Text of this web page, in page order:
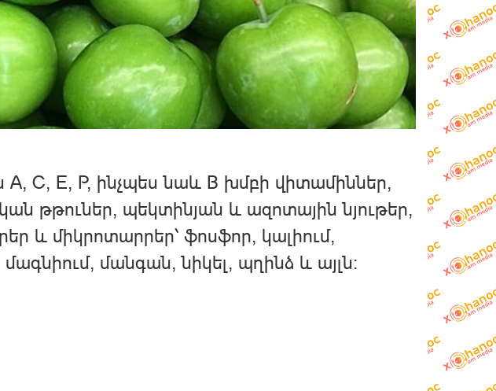
C, E, P, ինչպես նաև B խմբի վիտամիններ,
թթուներ, պեկտինյան և ազոտային նյութեր,
և միկրոտարրեր՝ ֆոսֆոր, կալիում,
մանգան, նիկել, պղինձ և այլն։